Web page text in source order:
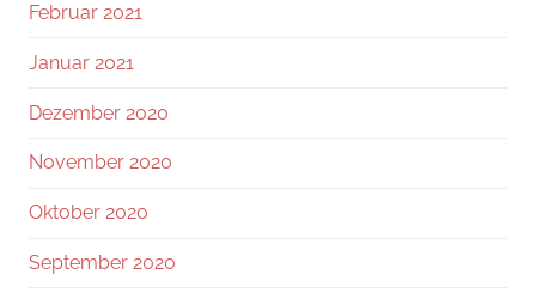
Februar 2021
Januar 2021
Dezember 2020
November 2020
Oktober 2020
September 2020